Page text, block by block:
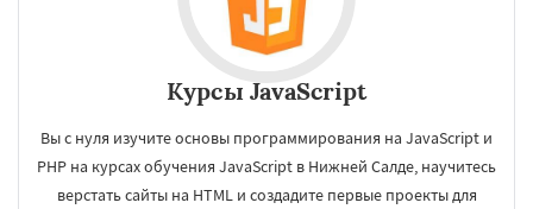
Курсы JavaScript
Вы с нуля изучите основы программирования на JavaScript и
PHP на курсах обучения JavaScript в Нижней Салде, научитесь
верстать сайты на HTML и создадите первые проекты для